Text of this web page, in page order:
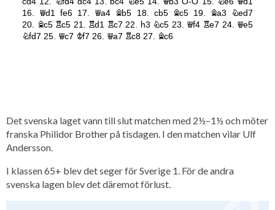
Det svenska laget vann till slut matchen med 2½–1½ och möter
franska Philidor Brother på tisdagen. I den matchen vilar Ulf
Andersson.
I klassen 65+ blev det seger för Sverige 1. För de andra
svenska lagen blev det däremot förlust.